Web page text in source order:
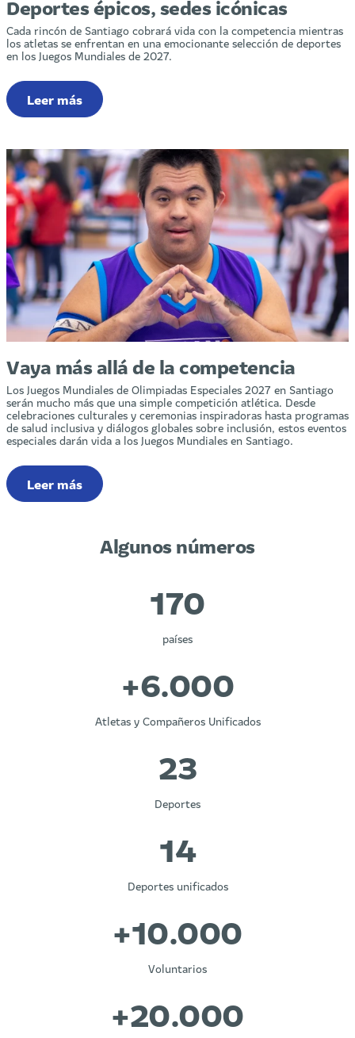
Deportes épicos, sedes icónicas
Cada rincón de Santiago cobrará vida con la competencia mientras
los atletas se enfrentan en una emocionante selección de deportes
en los Juegos Mundiales de 2027.
Leer más
Vaya más allá de la competencia
Los Juegos Mundiales de Olimpiadas Especiales 2027 en Santiago
serán mucho más que una simple competición atlética. Desde
celebraciones culturales y ceremonias inspiradoras hasta programas
de salud inclusiva y diálogos globales sobre inclusión, estos eventos
especiales darán vida a los Juegos Mundiales en Santiago.
Leer más
Algunos números
170
países
+6.000
Atletas y Compañeros Unificados
23
Deportes
14
Deportes unificados
+10.000
Voluntarios
+20.000